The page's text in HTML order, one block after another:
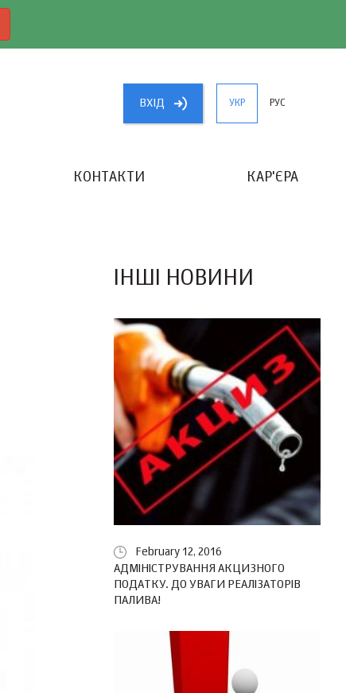
ВХIД УКР РУС
КОНТАКТИ КАР'ЄРА
ІНШІ НОВИНИ
February 12, 2016
АДМІНІСТРУВАННЯ АКЦИЗНОГО
ПОДАТКУ. ДО УВАГИ РЕАЛІЗАТОРІВ
ПАЛИВА!